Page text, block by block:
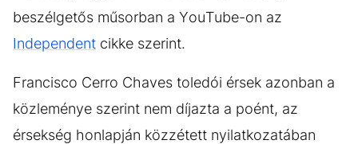
beszélgetős műsorban a YouTube-on az
Independent cikke szerint.
Francisco Cerro Chaves toledói érsek azonban a
közleménye szerint nem díjazta a poént, az
érsekség honlapján közzétett nyilatkozatában